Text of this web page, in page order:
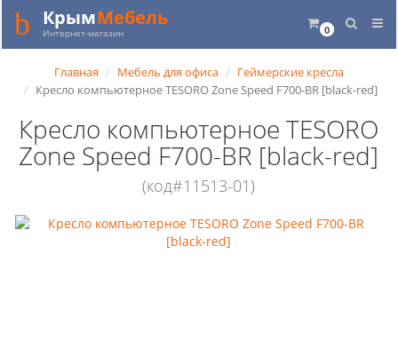
0
КрымМебель
Интернет-магазин
Главная Мебель для офиса
Геймерские кресла
Кресло компьютерное TESORO Zone Speed F700-BR [black-red]
Кресло компьютерное TESORO
Zone Speed F700-BR [black-red]
(код#11513-01)